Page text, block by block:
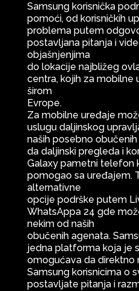
Samsung korisnička
pomoći, od korisničkih
problema putem
postavljana pitanja i
objašnjenjima
do lokacije najbližeg
centra, kojih za mobilne
širom
Evrope.
Za mobilne uređaje
uslugu daljinskog
naših posebno
da daljinski pregleda i
Galaxy pametni telefon
pomogao sa uređajem.
alternativne
opcije podrške putem
WhatsAppa 24 gde
nekim od naših
obučenih agenata.
jedna platforma koja je
omogućava da direktno
Samsung korisnicima o
postavljate pitanja i